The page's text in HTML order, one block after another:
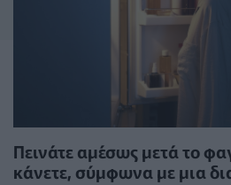
Πεινάτε αμέσως μετά το
κάνετε, σύμφωνα με μια